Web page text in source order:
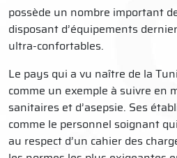
possède un nombre important
disposant d’équipements
ultra-confortables.
Le pays qui a vu naître de la
comme un exemple à suivre en
sanitaires et d’asepsie. Ses
comme le personnel soignant
au respect d’un cahier des